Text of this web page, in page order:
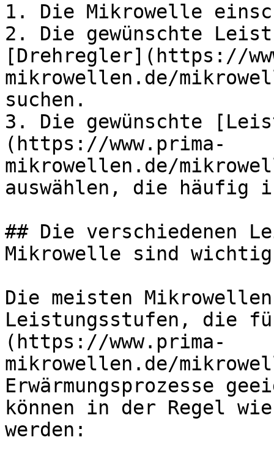
1. Die Mikrowelle
2. Die gewünschte
[Drehregler](https://
mikrowellen.de/
suchen.
3. Die gewünschte
(https://www.prima-
mikrowellen.de/
auswählen, die häufig
## Die verschiedenen
Mikrowelle sind
Die meisten
Leistungsstufen, die
(https://www.prima-
mikrowellen.de/
Erwärmungsprozesse
können in der Regel
werden: